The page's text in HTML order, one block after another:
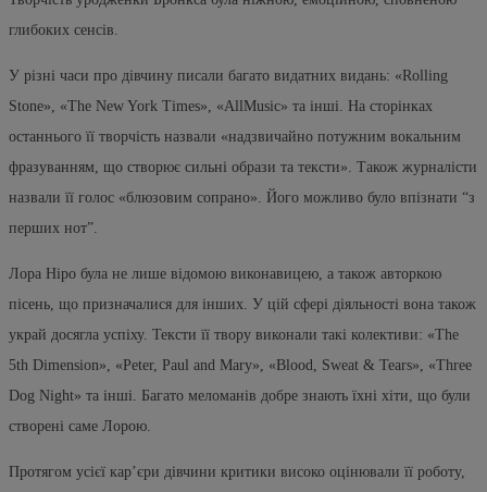
глибоких сенсів.
У різні часи про дівчину писали багато видатних видань: «Rolling
Stone», «The New York Times», «AllMusic» та інші. На сторінках
останнього її творчість назвали «надзвичайно потужним вокальним
фразуванням, що створює сильні образи та тексти». Також журналісти
назвали її голос «блюзовим сопрано». Його можливо було впізнати “з
перших нот”.
Лора Ніро була не лише відомою виконавицею, а також авторкою
пісень, що призначалися для інших. У цій сфері діяльності вона також
украй досягла успіху. Тексти її твору виконали такі колективи: «The
5th Dimension», «Peter, Paul and Mary», «Blood, Sweat & Tears», «Three
Dog Night» та інші. Багато меломанів добре знають їхні хіти, що були
створені саме Лорою.
Протягом усієї кар’єри дівчини критики високо оцінювали її роботу,